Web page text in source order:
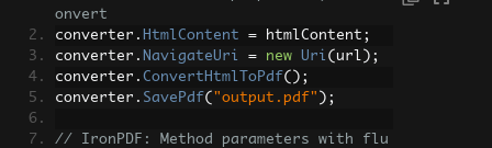
onvert
converter . HtmlContent = htmlContent ;
converter . NavigateUri = new Uri ( url );
converter . ConvertHtmlToPdf();
converter . SavePdf( "output.pdf" );
// IronPDF: Method parameters with flu